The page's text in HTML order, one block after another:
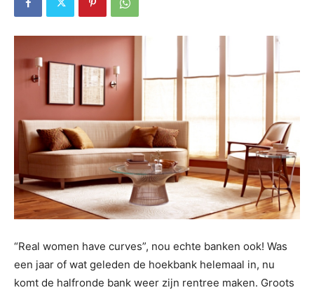
“Real women have curves”, nou echte banken ook! Was
een jaar of wat geleden de hoekbank helemaal in, nu
komt de halfronde bank weer zijn rentree maken. Groots